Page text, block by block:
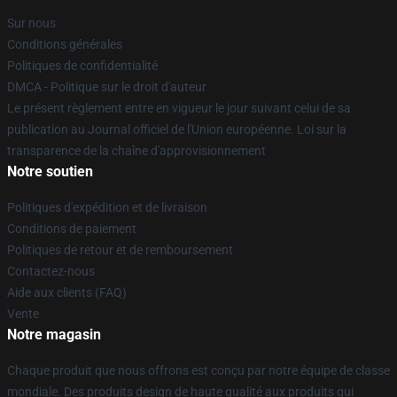
Sur nous
Conditions générales
Politiques de confidentialité
DMCA - Politique sur le droit d'auteur
Le présent règlement entre en vigueur le jour suivant celui de sa
publication au Journal officiel de l'Union européenne. Loi sur la
transparence de la chaîne d'approvisionnement
Notre soutien
Politiques d'expédition et de livraison
Conditions de paiement
Politiques de retour et de remboursement
Contactez-nous
Aide aux clients (FAQ)
Vente
Notre magasin
Chaque produit que nous offrons est conçu par notre équipe de classe
mondiale. Des produits design de haute qualité aux produits qui